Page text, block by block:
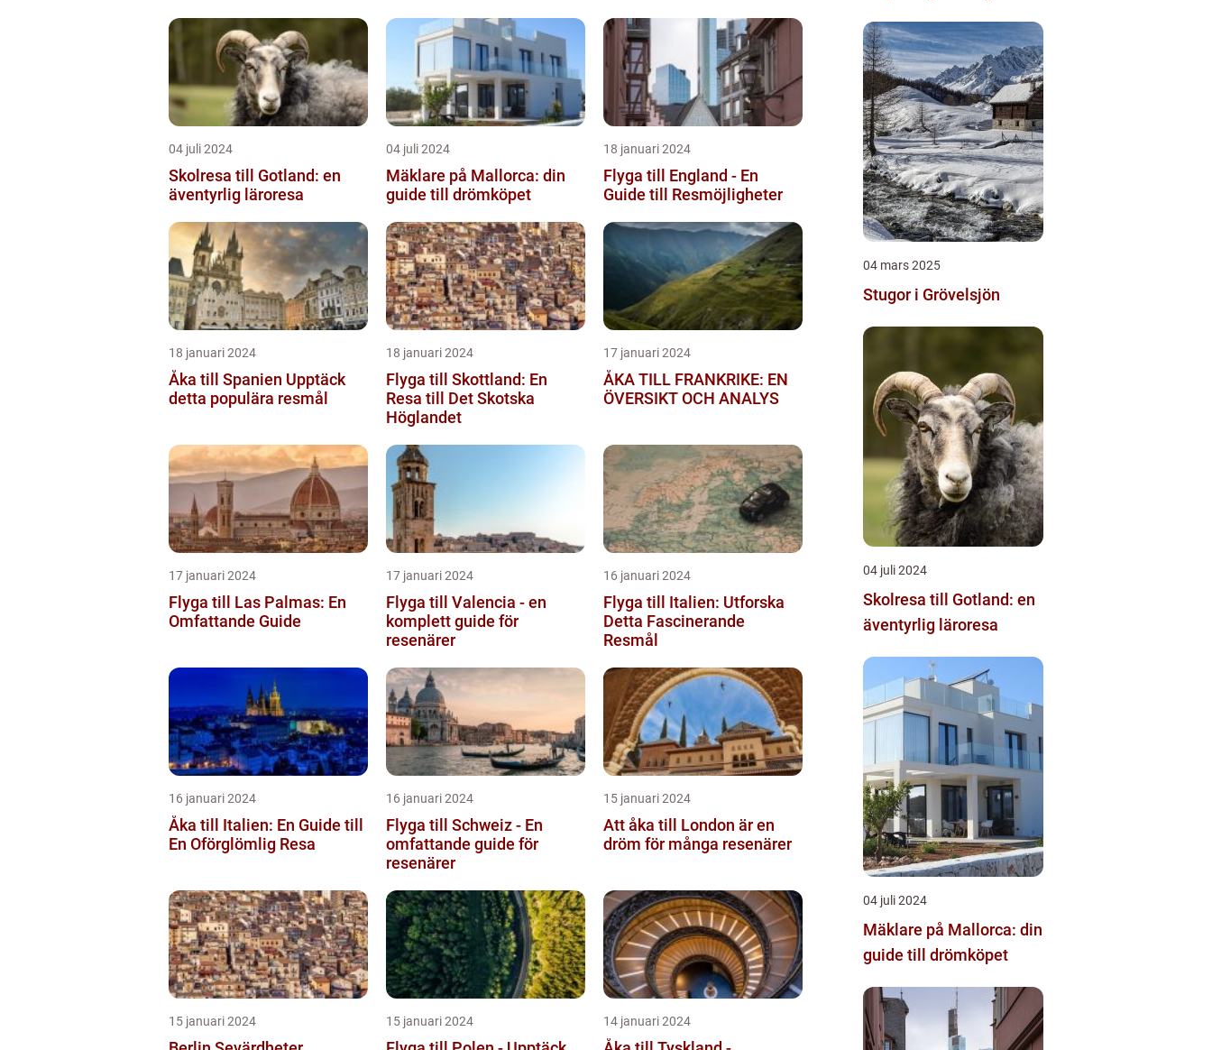
04 juli 2024
Skolresa till Gotland: en
äventyrlig läroresa
04 juli 2024
Mäklare på Mallorca: din
guide till drömköpet
18 januari 2024
Flyga till England - En
Guide till Resmöjligheter
18 januari 2024
Åka till Spanien Upptäck
detta populära resmål
18 januari 2024
Flyga till Skottland: En
Resa till Det Skotska
Höglandet
17 januari 2024
ÅKA TILL FRANKRIKE: EN
ÖVERSIKT OCH ANALYS
17 januari 2024
Flyga till Las Palmas: En
Omfattande Guide
17 januari 2024
Flyga till Valencia - en
komplett guide för
resenärer
16 januari 2024
Flyga till Italien: Utforska
Detta Fascinerande
Resmål
16 januari 2024
Åka till Italien: En Guide till
En Oförglömlig Resa
16 januari 2024
Flyga till Schweiz - En
omfattande guide för
resenärer
15 januari 2024
Att åka till London är en
dröm för många resenärer
15 januari 2024 15 januari 2024 14 januari 2024
04 mars 2025
Stugor i Grövelsjön
04 juli 2024
Skolresa till Gotland: en
äventyrlig läroresa
04 juli 2024
Mäklare på Mallorca: din
guide till drömköpet